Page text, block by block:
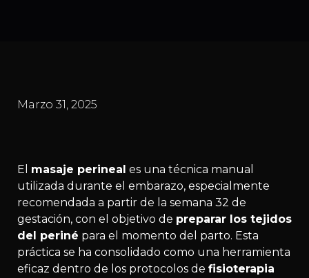
Marzo 31, 2025
El masaje perineal es una técnica manual
utilizada durante el embarazo, especialmente
recomendada a partir de la semana 32 de
gestación, con el objetivo de preparar los tejidos
del periné para el momento del parto. Esta
práctica se ha consolidado como una herramienta
eficaz dentro de los protocolos de fisioterapia